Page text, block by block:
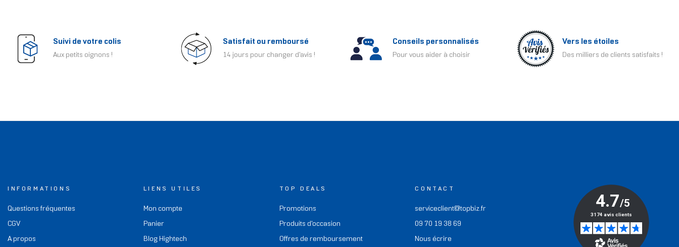
Suivi de votre colis
Aux petits oignons !
Satisfait ou remboursé
14 jours pour changer d'avis !
Conseils personnalisés
Pour vous aider à choisir
Vers les étoiles
Des milliers de clients satisfaits !
INFORMATIONS
Questions fréquentes
CGV
A propos
LIENS UTILES
Mon compte
Panier
Blog Hightech
TOP DEALS
Promotions
Produits d'occasion
Offres de remboursement
CONTACT
serviceclient@topbiz.fr
09 70 19 38 69
Nous écrire